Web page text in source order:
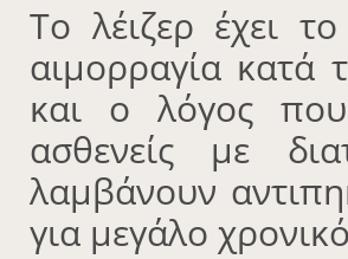
To λέιζερ έχει
αιμορραγία κατά
και ο λόγος
ασθενείς με
λαμβάνουν
για μεγάλο